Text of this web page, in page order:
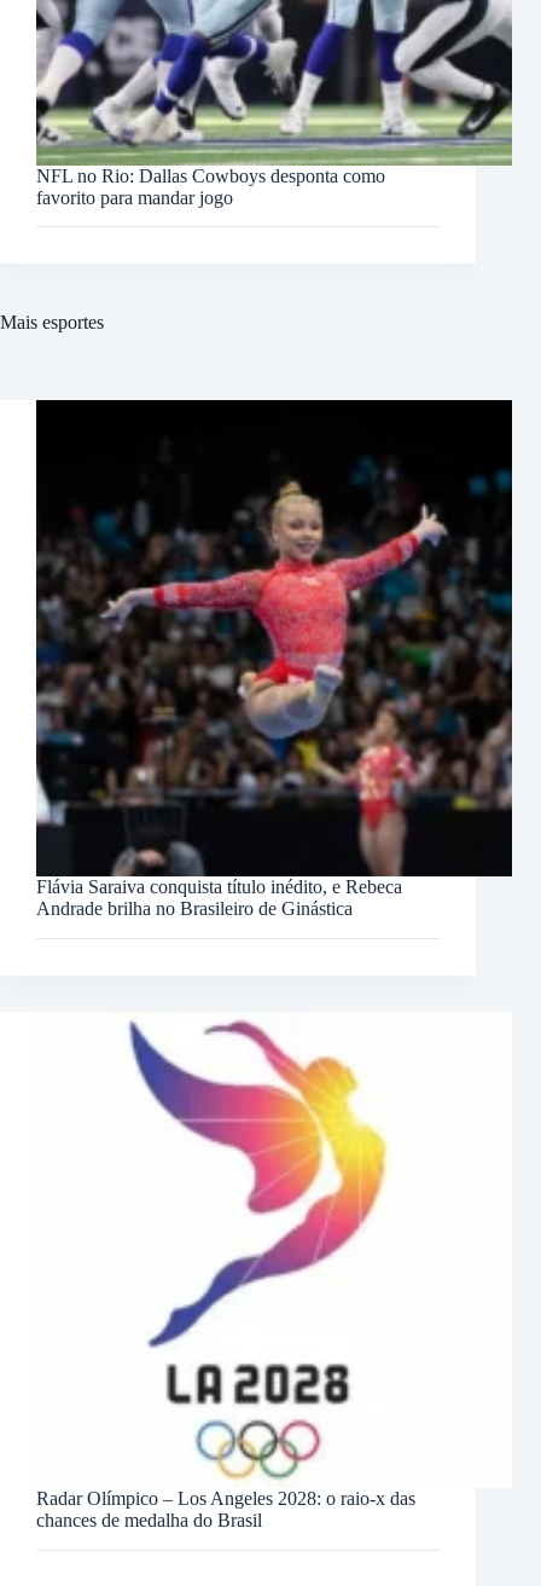
NFL no Rio: Dallas Cowboys desponta como
favorito para mandar jogo
Mais esportes
Flávia Saraiva conquista título inédito, e Rebeca
Andrade brilha no Brasileiro de Ginástica
Radar Olímpico – Los Angeles 2028: o raio-x das
chances de medalha do Brasil